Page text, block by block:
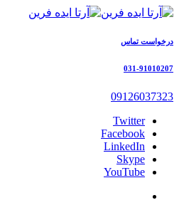
درخواست تماس
031-91010207
09126037323
Twitter
Facebook
LinkedIn
Skype
YouTube